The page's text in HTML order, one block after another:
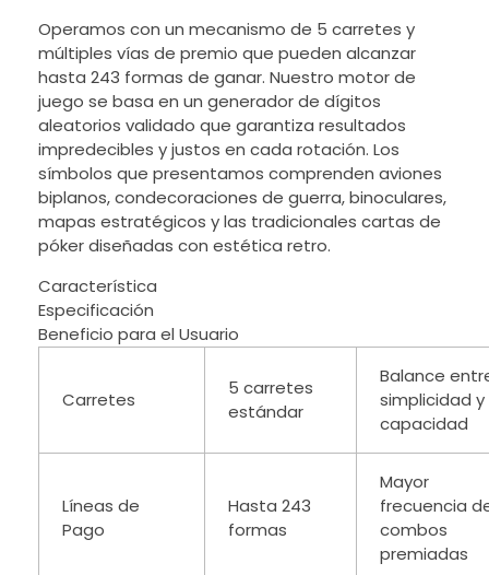
Operamos con un mecanismo de 5 carretes y
múltiples vías de premio que pueden alcanzar
hasta 243 formas de ganar. Nuestro motor de
juego se basa en un generador de dígitos
aleatorios validado que garantiza resultados
impredecibles y justos en cada rotación. Los
símbolos que presentamos comprenden aviones
biplanos, condecoraciones de guerra, binoculares,
mapas estratégicos y las tradicionales cartas de
póker diseñadas con estética retro.
Característica
Especificación
Beneficio para el Usuario
Carretes
5 carretes
estándar
Balance
simplicidad y
capacidad
Líneas de
Pago
Hasta 243
formas
Mayor
frecuencia
combos
premiadas